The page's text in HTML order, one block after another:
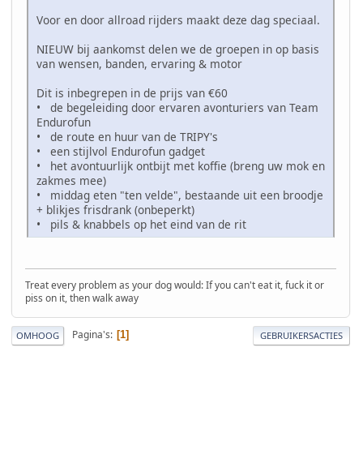
Voor en door allroad rijders maakt deze dag speciaal.
NIEUW bij aankomst delen we de groepen in op basis
van wensen, banden, ervaring & motor
Dit is inbegrepen in de prijs van €60
• de begeleiding door ervaren avonturiers van Team
Endurofun
• de route en huur van de TRIPY's
• een stijlvol Endurofun gadget
• het avontuurlijk ontbijt met koffie (breng uw mok en
zakmes mee)
• middag eten "ten velde", bestaande uit een broodje
+ blikjes frisdrank (onbeperkt)
• pils & knabbels op het eind van de rit
Treat every problem as your dog would: If you can't eat it, fuck it or
piss on it, then walk away
OMHOOG Pagina's 1 GEBRUIKERSACTIES